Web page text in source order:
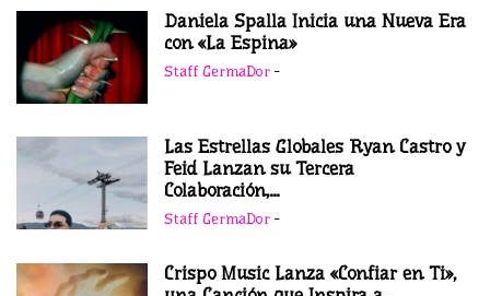
Daniela Spalla Inicia una Nueva Era
con «La Espina»
Staff GermaDor -
Las Estrellas Globales Ryan Castro y
Feid Lanzan su Tercera
Colaboración,...
Staff GermaDor -
Crispo Music Lanza «Confiar en Ti»,